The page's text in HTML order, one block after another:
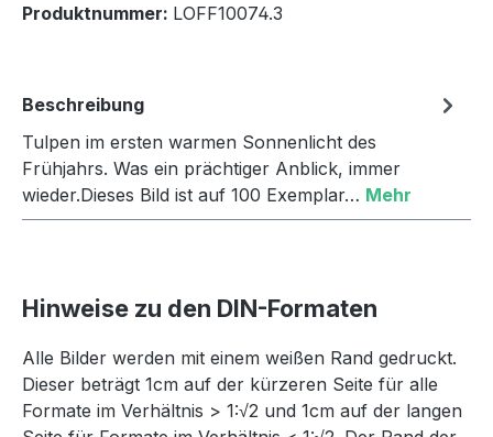
Produktnummer: LOFF10074.3
Beschreibung
Tulpen im ersten warmen Sonnenlicht des
Frühjahrs. Was ein prächtiger Anblick, immer
wieder.Dieses Bild ist auf 100 Exemplar… Mehr
Hinweise zu den DIN-Formaten
Alle Bilder werden mit einem weißen Rand gedruckt.
Dieser beträgt 1cm auf der kürzeren Seite für alle
Formate im Verhältnis > 1:√2 und 1cm auf der langen